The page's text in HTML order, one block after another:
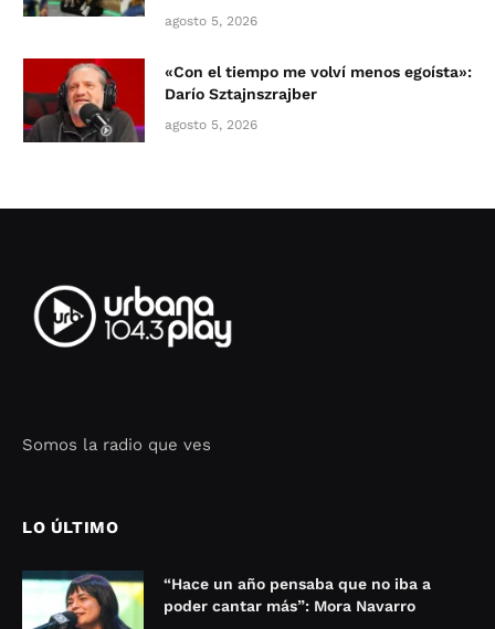
agosto 5, 2026
«Con el tiempo me volví menos egoísta»:
Darío Sztajnszrajber
agosto 5, 2026
Somos la radio que ves
LO ÚLTIMO
“Hace un año pensaba que no iba a
poder cantar más”: Mora Navarro